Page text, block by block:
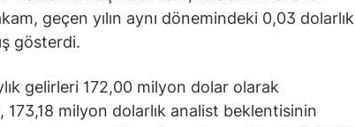
geçen yılın aynı dönemindeki 0,03 dolarlık
gösterdi.
gelirleri 172,00 milyon dolar olarak
milyon dolarlık analist beklentisinin